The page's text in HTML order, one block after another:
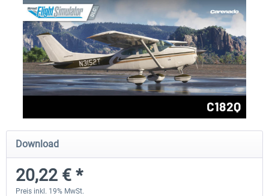
FlightSim Studio - E-Jets 170/175
39,95 € *
Aerosoft Aircraft A340-
Download
20,22 € *
Preis inkl. 19% MwSt.